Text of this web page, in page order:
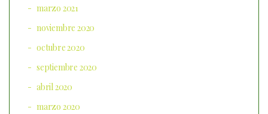
marzo 2021
noviembre 2020
octubre 2020
septiembre 2020
abril 2020
marzo 2020